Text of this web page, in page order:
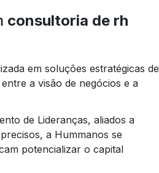
consultoria de rh
em soluções estratégicas de
a visão de negócios e a
de Lideranças, aliados a
a Hummanos se
potencializar o capital